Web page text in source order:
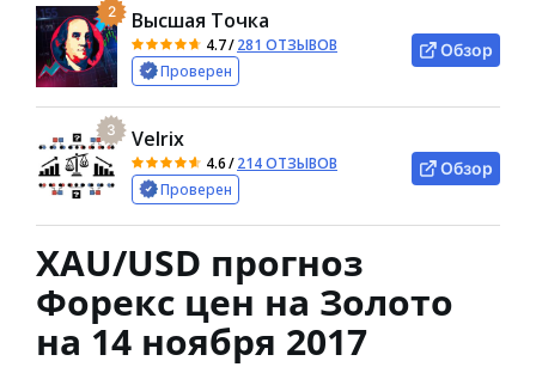
2 Высшая Точка
4.7/281 ОТЗЫВОВ
Проверен
Обзор
3 Velrix
4.6/214 ОТЗЫВОВ
Проверен
Обзор
XAU/USD прогноз
Форекс цен на Золото
на 14 ноября 2017